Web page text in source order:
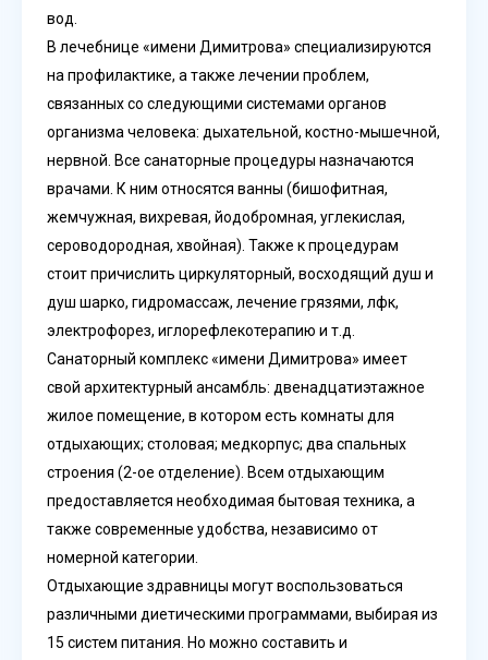
вод.
В лечебнице «имени Димитрова» специализируются
на профилактике, а также лечении проблем,
связанных со следующими системами органов
организма человека: дыхательной, костно-мышечной,
нервной. Все санаторные процедуры назначаются
врачами. К ним относятся ванны (бишофитная,
жемчужная, вихревая, йодобромная, углекислая,
сероводородная, хвойная). Также к процедурам
стоит причислить циркуляторный, восходящий душ и
душ шарко, гидромассаж, лечение грязями, лфк,
электрофорез, иглорефлекотерапию и т.д.
Санаторный комплекс «имени Димитрова» имеет
свой архитектурный ансамбль: двенадцатиэтажное
жилое помещение, в котором есть комнаты для
отдыхающих; столовая; медкорпус; два спальных
строения (2-ое отделение). Всем отдыхающим
предоставляется необходимая бытовая техника, а
также современные удобства, независимо от
номерной категории.
Отдыхающие здравницы могут воспользоваться
различными диетическими программами, выбирая из
15 систем питания. Но можно составить и